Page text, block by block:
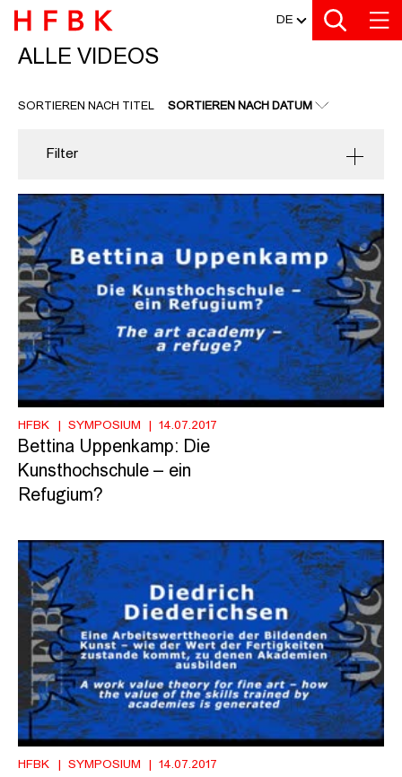
Zu den Filtern
Zur Metanavigation
Zur Hauptnavigation
Zur Suche
Zum Inhalt
Zum Seitenfuss DE
ALLE VIDEOS
ALLE VIDEOS
SORTIEREN NACH TITEL SORTIEREN NACH DATUM
Filter
HFBK SYMPOSIUM 14.07.2017
Bettina Uppenkamp: Die
Kunsthochschule – ein
Refugium?
HFBK SYMPOSIUM 14.07.2017